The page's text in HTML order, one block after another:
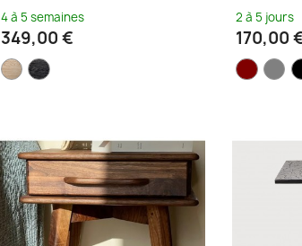
4 à 5 semaines
349,00 €
2 à 5 jours
170,00